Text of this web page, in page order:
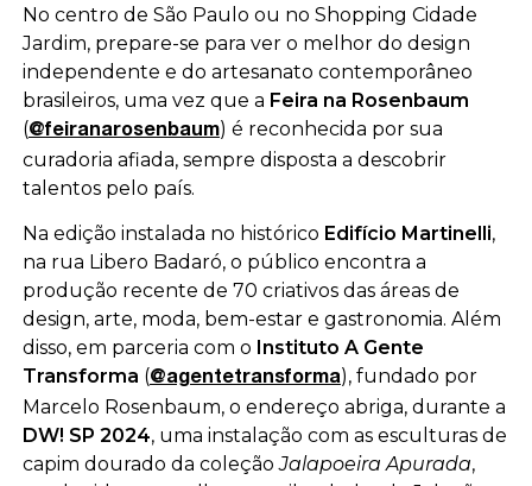
No centro de São Paulo ou no Shopping Cidade
Jardim, prepare-se para ver o melhor do design
independente e do artesanato contemporâneo
brasileiros, uma vez que a Feira na Rosenbaum
(@feiranarosenbaum) é reconhecida por sua
curadoria afiada, sempre disposta a descobrir
talentos pelo país.
Na edição instalada no histórico Edifício Martinelli,
na rua Libero Badaró, o público encontra a
produção recente de 70 criativos das áreas de
design, arte, moda, bem-estar e gastronomia. Além
disso, em parceria com o Instituto A Gente
Transforma (@agentetransforma), fundado por
Marcelo Rosenbaum, o endereço abriga, durante a
DW! SP 2024, uma instalação com as esculturas de
capim dourado da coleçãoJalapoeira Apurada,